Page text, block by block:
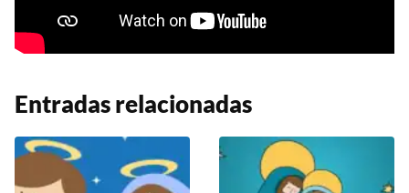
Entradas relacionadas